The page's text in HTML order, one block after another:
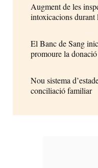
Augment de les
intoxicacions durant
El Banc de Sang
promoure la
Nou sistema
conciliació familiar